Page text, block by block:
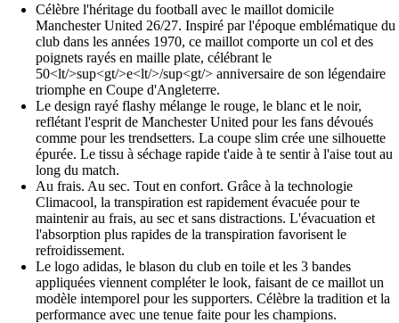
Célèbre l'héritage du football avec le maillot domicile
Manchester United 26/27. Inspiré par l'époque emblématique du
club dans les années 1970, ce maillot comporte un col et des
poignets rayés en maille plate, célébrant le
50<lt/>sup<gt/>e<lt/>/sup<gt/> anniversaire de son légendaire
triomphe en Coupe d'Angleterre.
Le design rayé flashy mélange le rouge, le blanc et le noir,
reflétant l'esprit de Manchester United pour les fans dévoués
comme pour les trendsetters. La coupe slim crée une silhouette
épurée. Le tissu à séchage rapide t'aide à te sentir à l'aise tout au
long du match.
Au frais. Au sec. Tout en confort. Grâce à la technologie
Climacool, la transpiration est rapidement évacuée pour te
maintenir au frais, au sec et sans distractions. L'évacuation et
l'absorption plus rapides de la transpiration favorisent le
refroidissement.
Le logo adidas, le blason du club en toile et les 3 bandes
appliquées viennent compléter le look, faisant de ce maillot un
modèle intemporel pour les supporters. Célèbre la tradition et la
performance avec une tenue faite pour les champions.